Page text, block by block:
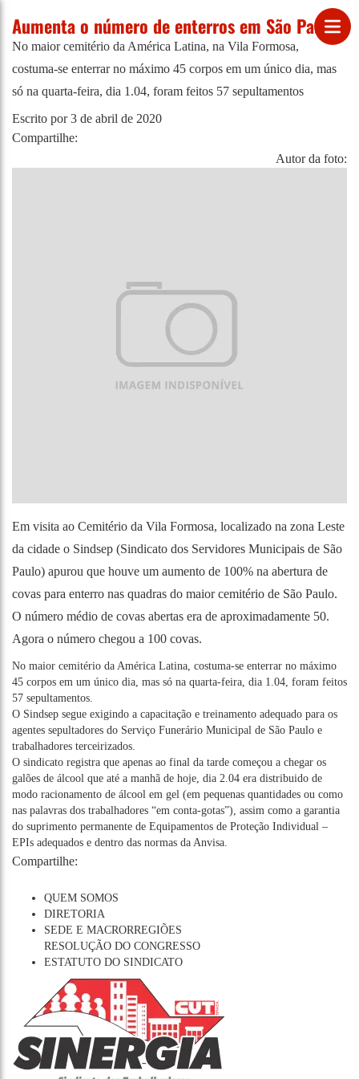
Aumenta o número de enterros em São Paulo
No maior cemitério da América Latina, na Vila Formosa,
costuma-se enterrar no máximo 45 corpos em um único dia, mas
só na quarta-feira, dia 1.04, foram feitos 57 sepultamentos
Escrito por3 de abril de 2020
Compartilhe:
Autor da foto:
Em visita ao Cemitério da Vila Formosa, localizado na zona Leste
da cidade o Sindsep (Sindicato dos Servidores Municipais de São
Paulo) apurou que houve um aumento de 100% na abertura de
covas para enterro nas quadras do maior cemitério de São Paulo.
O número médio de covas abertas era de aproximadamente 50.
Agora o número chegou a 100 covas.
No maior cemitério da América Latina, costuma-se enterrar no máximo
45 corpos em um único dia, mas só na quarta-feira, dia 1.04, foram feitos
57 sepultamentos.
O Sindsep segue exigindo a capacitação e treinamento adequado para os
agentes sepultadores do Serviço Funerário Municipal de São Paulo e
trabalhadores terceirizados.
O sindicato registra que apenas ao final da tarde começou a chegar os
galões de álcool que até a manhã de hoje, dia 2.04 era distribuido de
modo racionamento de álcool em gel (em pequenas quantidades ou como
nas palavras dos trabalhadores “em conta-gotas”), assim como a garantia
do suprimento permanente de Equipamentos de Proteção Individual –
EPIs adequados e dentro das normas da Anvisa.
Compartilhe:
QUEM SOMOS
DIRETORIA
SEDE E MACRORREGIÕES
RESOLUÇÃO DO CONGRESSO
ESTATUTO DO SINDICATO